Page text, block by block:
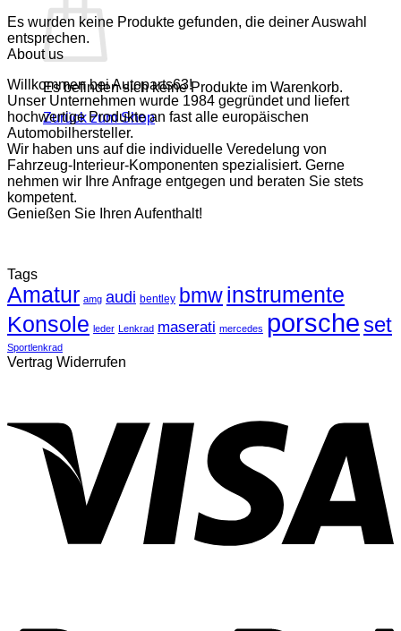
Es befinden sich keine Produkte im Warenkorb.
Zurück zum Shop
Es wurden keine Produkte gefunden, die deiner Auswahl
entsprechen.
About us
Willkommen bei Autoparts63!
Unser Unternehmen wurde 1984 gegründet und liefert
hochwertige Produkte an fast alle europäischen
Automobilhersteller.
Wir haben uns auf die individuelle Veredelung von
Fahrzeug-Interieur-Komponenten spezialisiert. Gerne
nehmen wir Ihre Anfrage entgegen und beraten Sie stets
kompetent.
Genießen Sie Ihren Aufenthalt!
Tags
Amatur amg audi bentley bmwinstrumente
Konsole leder Lenkrad maserati mercedes porsche set
Sportlenkrad
Vertrag Widerrufen